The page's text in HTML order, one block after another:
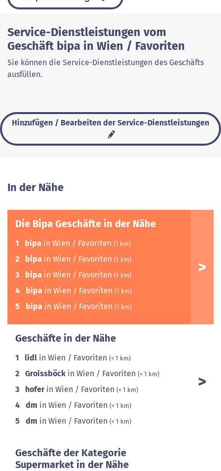
Service-Dienstleistungen vom
Geschäft bipa in Wien / Favoriten
Sie können die Service-Dienstleistungen des Geschäfts
ausfüllen.
Hinzufügen / Bearbeiten der Service-Dienstleistungen
In der Nähe
Die Bipa Geschäfte in der Nähe
1 bipa in Wien / Favoriten (1 km)
2 bipa in Wien / Favoriten (1 km)
3 bipa in Wien / Favoriten (1 km)
4 bipa in Wien / Favoriten (1 km)
5 bipa in Wien / Favoriten (1 km)
Geschäfte in der Nähe
1 lidl in Wien / Favoriten (< 1 km)
2 Groissböck in Wien / Favoriten (< 1 km)
3 hoferin Wien / Favoriten (< 1 km)
4 dm in Wien / Favoriten (< 1 km)
5 dm in Wien / Favoriten (< 1 km)
Geschäfte der Kategorie
Supermarket in der Nähe